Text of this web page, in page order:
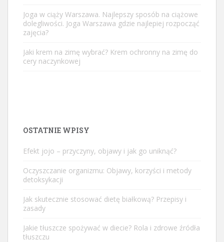
Joga w ciąży Warszawa. Najlepszy sposób na ciążowe
dolegliwości. Joga Warszawa gdzie najlepiej rozpocząć
zajęcia?
Jaki krem na zimę wybrać? Krem ochronny na zimę do
cery naczynkowej
OSTATNIE WPISY
Efekt jojo – przyczyny, objawy i jak go uniknąć?
Oczyszczanie organizmu: Objawy, korzyści i metody
detoksykacji
Jak skutecznie stosować dietę białkową? Przepisy i
zasady
Jakie tłuszcze spożywać w diecie? Rola i zdrowe źródła
tłuszczu